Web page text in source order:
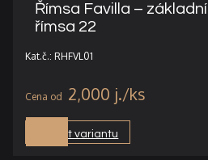
Římsa Favilla – základní
římsa 22
Kat.č.: RHFVL01
2,000 j.
Vybrat variantu